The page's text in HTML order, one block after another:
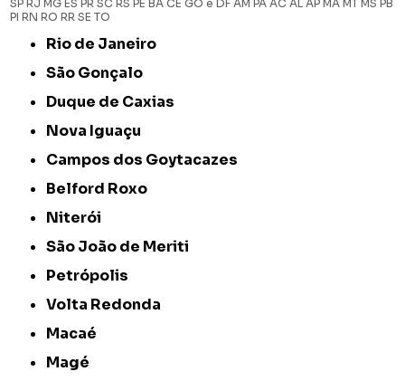
SP RJ MG ES PR SC RS PE BA CE GO e DF AM PA AC AL AP MA MT MS PB
PI RN RO RR SE TO
Rio de Janeiro
São Gonçalo
Duque de Caxias
Nova Iguaçu
Campos dos Goytacazes
Belford Roxo
Niterói
São João de Meriti
Petrópolis
Volta Redonda
Macaé
Magé